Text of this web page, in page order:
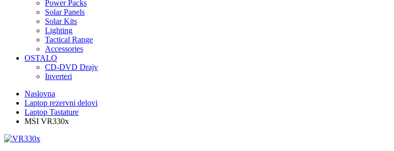
Power Packs
Solar Panels
Solar Kits
Lighting
Tactical Range
Accessories
OSTALO
CD-DVD Drajv
Inverteri
Naslovna
Laptop rezervni delovi
Laptop Tastature
MSI VR330x